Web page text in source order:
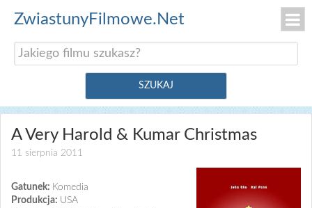
ZwiastunyFilmowe.Net
A Very Harold & Kumar Christmas
11 sierpnia 2011
Gatunek: Komedia
Produkcja: USA